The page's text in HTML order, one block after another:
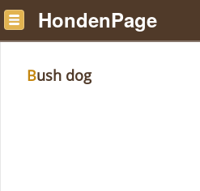
HondenPage
Bush dog